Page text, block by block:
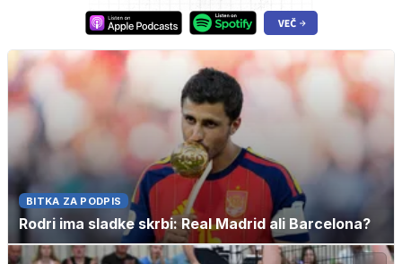
BITKA ZA PODPIS
Rodri ima sladke skrbi: Real Madrid ali Barcelona?